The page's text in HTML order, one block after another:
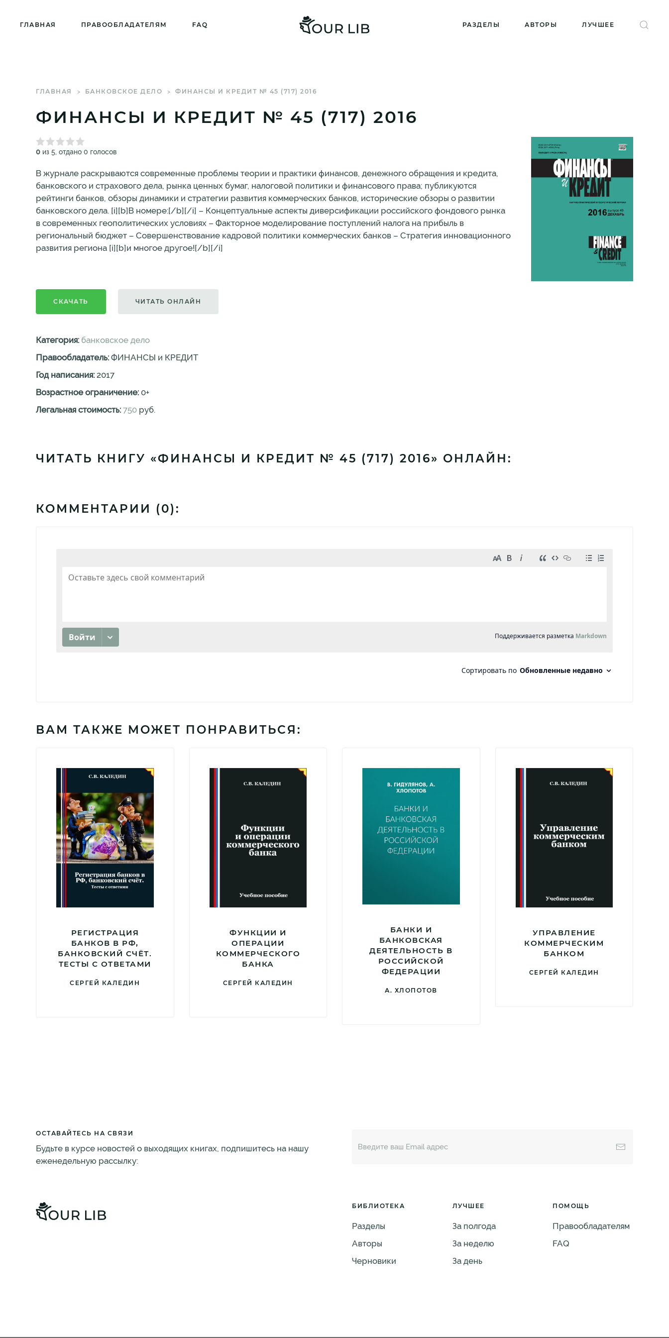
ГЛАВНАЯ ПРАВООБЛАДАТЕЛЯМ FAQ РАЗДЕЛЫ АВТОРЫ ЛУЧШЕЕ
ГЛАВНАЯ БАНКОВСКОЕ ДЕЛО ФИНАНСЫ И КРЕДИТ № 45 (717) 2016
ФИНАНСЫ И КРЕДИТ № 45 (717) 2016
0 из 5, отдано 0 голосов
В журнале раскрываются современные проблемы теории и практики финансов, денежного обращения и кредита,
банковского и страхового дела, рынка ценных бумаг, налоговой политики и финансового права; публикуются
рейтинги банков, обзоры динамики и стратегии развития коммерческих банков, исторические обзоры о развитии
банковского дела. [i][b]В номере:[/b][/i] – Концептуальные аспекты диверсификации российского фондового рынка
в современных геополитических условиях – Факторное моделирование поступлений налога на прибыль в
региональный бюджет – Совершенствование кадровой политики коммерческих банков – Стратегия инновационного
развития региона [i][b]и многое другое![/b][/i]
СКАЧАТЬ ЧИТАТЬ ОНЛАЙН
Категория: банковское дело
Правообладатель: ФИНАНСЫ и КРЕДИТ
Год написания: 2017
Возрастное ограничение: 0+
Легальная стоимость: 750 руб.
ЧИТАТЬ КНИГУ «ФИНАНСЫ И КРЕДИТ № 45 (717) 2016» ОНЛАЙН:
КОММЕНТАРИИ (0):
ВАМ ТАКЖЕ МОЖЕТ ПОНРАВИТЬСЯ:
РЕГИСТРАЦИЯ
БАНКОВ В РФ,
БАНКОВСКИЙ СЧЁТ.
ТЕСТЫ С ОТВЕТАМИ
СЕРГЕЙ КАЛЕДИН
ФУНКЦИИ И
ОПЕРАЦИИ
КОММЕРЧЕСКОГО
БАНКА
СЕРГЕЙ КАЛЕДИН
БАНКИ И
БАНКОВСКАЯ
ДЕЯТЕЛЬНОСТЬ В
РОССИЙСКОЙ
ФЕДЕРАЦИИ
А. ХЛОПОТОВ
УПРАВЛЕНИЕ
КОММЕРЧЕСКИМ
БАНКОМ
СЕРГЕЙ КАЛЕДИН
ОСТАВАЙТЕСЬ НА СВЯЗИ
Будьте в курсе новостей о выходящих книгах, подпишитесь на нашу
еженедельную рассылку:
БИБЛИОТЕКА
Разделы
Авторы
Черновики
ЛУЧШЕЕ
За полгода
За неделю
За день
ПОМОЩЬ
Правообладателям
FAQ